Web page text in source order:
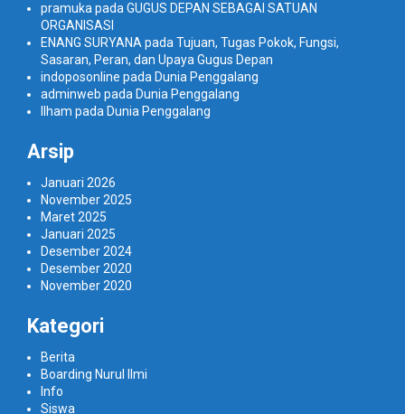
pramuka pada GUGUS DEPAN SEBAGAI SATUAN
ORGANISASI
ENANG SURYANA pada Tujuan, Tugas Pokok, Fungsi,
Sasaran, Peran, dan Upaya Gugus Depan
indoposonline pada Dunia Penggalang
adminweb pada Dunia Penggalang
Ilham pada Dunia Penggalang
Arsip
Januari 2026
November 2025
Maret 2025
Januari 2025
Desember 2024
Desember 2020
November 2020
Kategori
Berita
Boarding Nurul Ilmi
Info
Siswa